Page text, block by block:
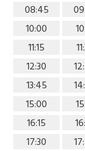
08:45
10:00
11:15
12:30
13:45
15:00
16:15
17:30